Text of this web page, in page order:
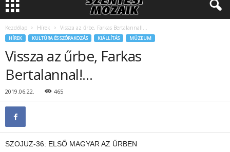
Kezdőlap Hírek Vissza az űrbe, Farkas Bertalannal!…
HÍREK KULTÚRA ÉS SZÓRAKOZÁS KIÁLLÍTÁS MÚZEUM
Vissza az űrbe, Farkas
Bertalannal!…
2019.06.22. 465
SZOJUZ-36: ELSŐ MAGYAR AZ ŰRBEN